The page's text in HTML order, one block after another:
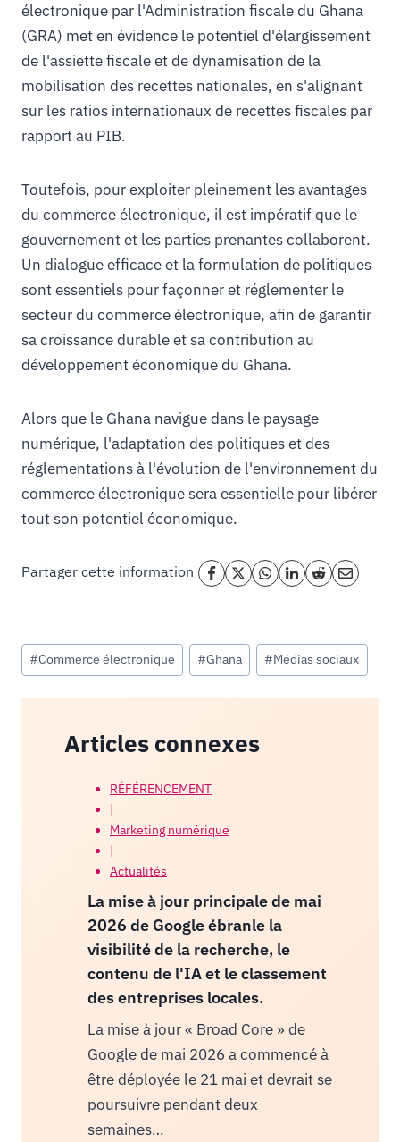
électronique par l'Administration fiscale du Ghana
(GRA) met en évidence le potentiel d'élargissement
de l'assiette fiscale et de dynamisation de la
mobilisation des recettes nationales, en s'alignant
sur les ratios internationaux de recettes fiscales par
rapport au PIB.
Toutefois, pour exploiter pleinement les avantages
du commerce électronique, il est impératif que le
gouvernement et les parties prenantes collaborent.
Un dialogue efficace et la formulation de politiques
sont essentiels pour façonner et réglementer le
secteur du commerce électronique, afin de garantir
sa croissance durable et sa contribution au
développement économique du Ghana.
Alors que le Ghana navigue dans le paysage
numérique, l'adaptation des politiques et des
réglementations à l'évolution de l'environnement du
commerce électronique sera essentielle pour libérer
tout son potentiel économique.
Partager cette information
Étiquettes
de
la
#Commerce électronique #Ghana #Médias sociaux
Articles connexes
RÉFÉRENCEMENT
|
Marketing numérique
|
Actualités
La mise à jour principale de mai
2026 de Google ébranle la
visibilité de la recherche, le
contenu de l'IA et le classement
des entreprises locales.
La mise à jour « Broad Core » de
Google de mai 2026 a commencé à
être déployée le 21 mai et devrait se
poursuivre pendant deux
semaines…